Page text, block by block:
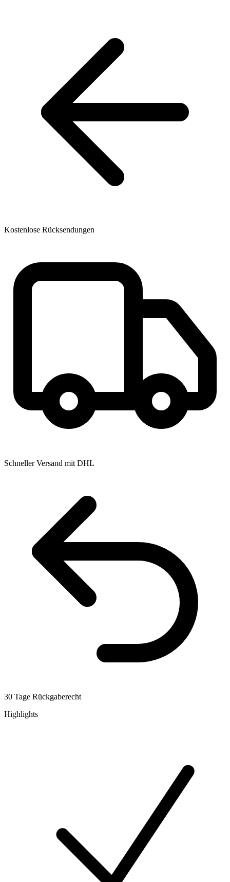
Kostenlose Rücksendungen
Schneller Versand mit DHL
30 Tage Rückgaberecht
Highlights